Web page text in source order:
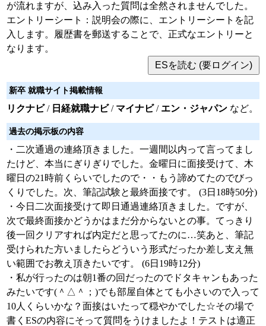
が流れますが、込み入った質問は全然されませんでした。
エントリーシート：説明会の際に、エントリーシートを記
入します。履歴書を郵送することで、正式なエントリーと
なります。
新卒 就職サイト掲載情報
リクナビ/ 日経就職ナビ/ マイナビ/ エン・ジャパン など。
過去の掲示板の内容
・二次通過の連絡頂きました。一週間以内って言ってまし
たけど、本当にぎりぎりでした。金曜日に面接受けて、木
曜日の21時前くらいでしたので・・もう諦めてたのでびっ
くりでした。次、筆記試験と最終面接です。 (3日18時50分)
・今日二次面接受けて即日通過連絡頂きました。ですが、
次で最終面接かどうかはまだ分からないとの事。てっきり
後一回クリアすれば内定だと思ってたのに…笑あと、筆記
受けられた方いましたらどういう形式だったか差し支え無
い範囲でお教え頂きたいです。 (6日19時12分)
・私が行ったのは朝1番の回だったのでドタキャンもあった
みたいです(＾△＾；)でも部屋自体とても小さいので入って
10人くらいかな？面接はいたって穏やかでした☆その場で
書くESの内容にそって質問をうけましたよ！テストは適正